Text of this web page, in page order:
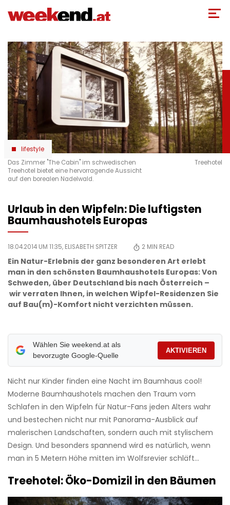
zum
lifestyle
Das Zimmer "The Cabin" im schwedischen
Treehotel bietet eine hervorragende Aussicht
auf den borealen Nadelwald.
Treehotel
Urlaub in den Wipfeln: Die luftigsten
Baumhaushotels Europas
18.04.2014 UM 11:35, ELISABETH SPITZER 2 MIN READ
Ein Natur-Erlebnis der ganz besonderen Art erlebt
man in den schönsten Baumhaushotels Europas: Von
Schweden, über Deutschland bis nach Österreich –
wir verraten Ihnen, in welchen Wipfel-Residenzen Sie
auf Bau(m)-Komfort nicht verzichten müssen.
Wählen Sie weekend.at als
bevorzugte Google-Quelle
AKTIVIEREN
Nicht nur Kinder finden eine Nacht im Baumhaus cool!
Moderne Baumhaushotels machen den Traum vom
Schlafen in den Wipfeln für Natur-Fans jeden Alters wahr
und bestechen nicht nur mit Panorama-Ausblick auf
malerischen Landschaften, sondern auch mit stylischem
Design. Und besonders spannend wird es natürlich, wenn
man in 5 Metern Höhe mitten im Wolfsrevier schläft...
Treehotel: Öko-Domizil in den Bäumen